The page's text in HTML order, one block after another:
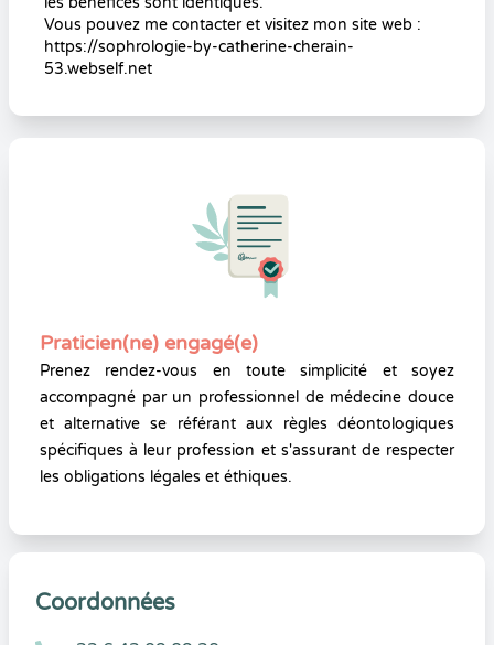
Vous pouvez me contacter et visitez mon site web :
https://sophrologie-by-catherine-cherain-
53.webself.net
Praticien(ne) engagé(e)
Prenez rendez-vous en toute simplicité et soyez
accompagné par un professionnel de médecine douce
et alternative se référant aux règles déontologiques
spécifiques à leur profession et s'assurant de respecter
les obligations légales et éthiques.
Coordonnées